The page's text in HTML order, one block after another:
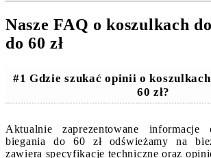
Nasze FAQ o koszulkach
do 60 zł
#1 Gdzie szukać opinii o
60 zł?
Aktualnie zaprezentowane
biegania do 60 zł odświeżamy na
zawiera specyfikacje techniczne oraz